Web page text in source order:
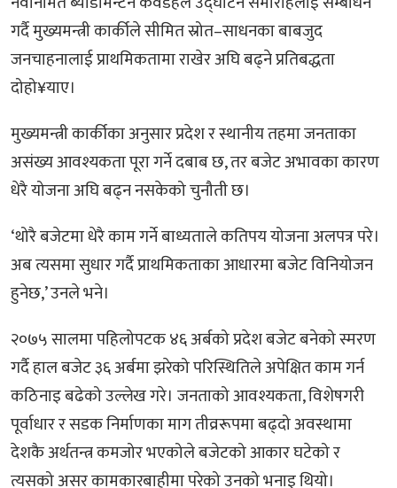
गर्दै मुख्यमन्त्री कार्कीले सीमित स्रोत–साधनका बाबजुद
जनचाहनालाई प्राथमिकतामा राखेर अघि बढ्ने प्रतिबद्धता
दोहो¥याए।
मुख्यमन्त्री कार्कीका अनुसार प्रदेश र स्थानीय तहमा जनताका
असंख्य आवश्यकता पूरा गर्ने दबाब छ, तर बजेट अभावका कारण
धेरै योजना अघि बढ्न नसकेको चुनौती छ।
‘थोरै बजेटमा धेरै काम गर्ने बाध्यताले कतिपय योजना अलपत्र परे।
अब त्यसमा सुधार गर्दै प्राथमिकताका आधारमा बजेट विनियोजन
हुनेछ,’ उनले भने।
२०७५ सालमा पहिलोपटक ४६ अर्बको प्रदेश बजेट बनेको स्मरण
गर्दै हाल बजेट ३६ अर्बमा झरेको परिस्थितिले अपेक्षित काम गर्न
कठिनाइ बढेको उल्लेख गरे। जनताको आवश्यकता, विशेषगरी
पूर्वाधार र सडक निर्माणका माग तीव्ररूपमा बढ्दो अवस्थामा
देशकै अर्थतन्त्र कमजोर भएकोले बजेटको आकार घटेको र
त्यसको असर कामकारबाहीमा परेको उनको भनाइ थियो।